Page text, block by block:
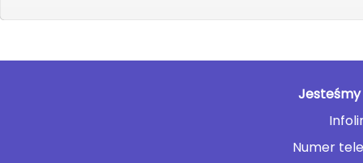
Jesteśmy
Numer